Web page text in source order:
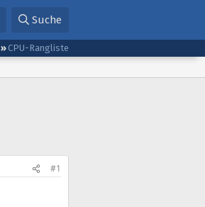
Suche
CPU-Rangliste
#1